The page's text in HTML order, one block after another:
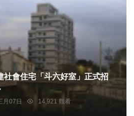
社會住宅「斗六好室」正式招
月07日
14,921 觀看